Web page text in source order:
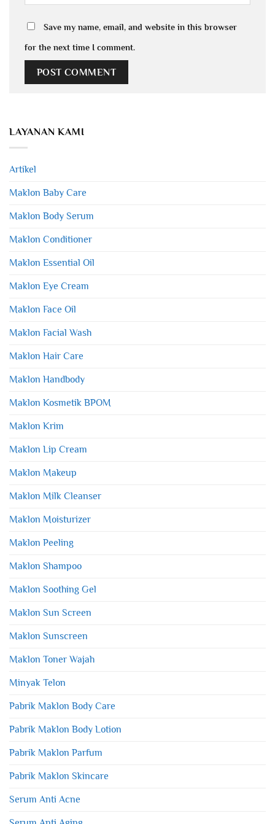
Save my name, email, and website in this browser
for the next time I comment.
LAYANAN KAMI
Artikel
Maklon Baby Care
Maklon Body Serum
Maklon Conditioner
Maklon Essential Oil
Maklon Eye Cream
Maklon Face Oil
Maklon Facial Wash
Maklon Hair Care
Maklon Handbody
Maklon Kosmetik BPOM
Maklon Krim
Maklon Lip Cream
Maklon Makeup
Maklon Milk Cleanser
Maklon Moisturizer
Maklon Peeling
Maklon Shampoo
Maklon Soothing Gel
Maklon Sun Screen
Maklon Sunscreen
Maklon Toner Wajah
Minyak Telon
Pabrik Maklon Body Care
Pabrik Maklon Body Lotion
Pabrik Maklon Parfum
Pabrik Maklon Skincare
Serum Anti Acne